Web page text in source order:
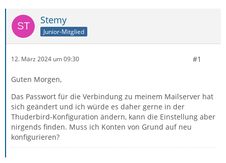
Stemy
Junior-Mitglied
12. März 2024 um 09:30 #1
Guten Morgen,
Das Passwort für die Verbindung zu meinem Mailserver hat
sich geändert und ich würde es daher gerne in der
Thuderbird-Konfiguration ändern, kann die Einstellung aber
nirgends finden. Muss ich Konten von Grund auf neu
konfigurieren?